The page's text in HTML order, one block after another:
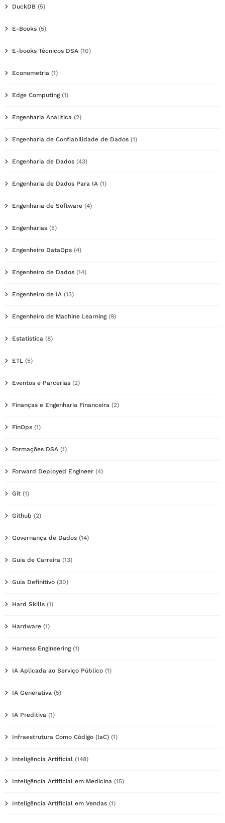
DuckDB (5)
E-Books (5)
E-books Técnicos DSA (10)
Econometria (1)
Edge Computing(1)
Engenharia Analítica (2)
Engenharia de Confiabilidade de Dados (1)
Engenharia de Dados (43)
Engenharia de Dados Para IA (1)
Engenharia de Software (4)
Engenharias (5)
Engenheiro DataOps (4)
Engenheiro de Dados (14)
Engenheiro de IA (13)
Engenheiro de Machine Learning(9)
Estatística (8)
ETL (5)
Eventos e Parcerias (2)
Finanças e Engenharia Financeira (2)
FinOps (1)
Formações DSA (1)
Forward Deployed Engineer (4)
Git (1)
Github (2)
Governança de Dados (14)
Guia de Carreira (13)
Guia Definitivo (30)
Hard Skills (1)
Hardware (1)
Harness Engineering(1)
IA Aplicada ao Serviço Público (1)
IA Generativa (5)
IA Preditiva (1)
Infraestrutura Como Código (IaC) (1)
Inteligência Artificial (148)
Inteligência Artificial em Medicina (15)
Inteligência Artificial em Vendas (1)